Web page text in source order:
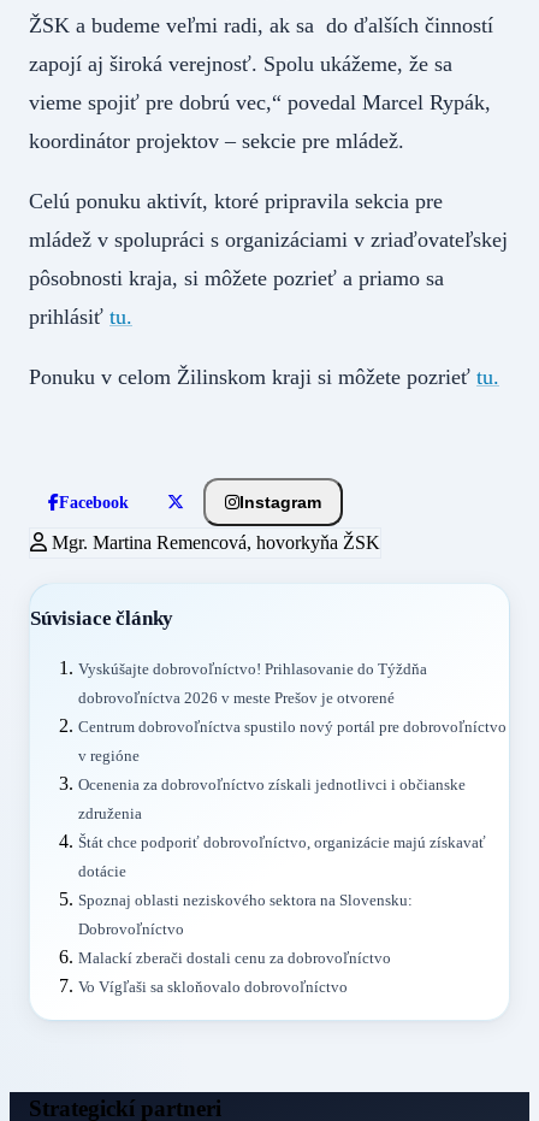
ŽSK a budeme veľmi radi, ak sa do ďalších činností
zapojí aj široká verejnosť. Spolu ukážeme, že sa
vieme spojiť pre dobrú vec,“ povedal Marcel Rypák,
koordinátor projektov – sekcie pre mládež.
Celú ponuku aktivít, ktoré pripravila sekcia pre
mládež v spolupráci s organizáciami v zriaďovateľskej
pôsobnosti kraja, si môžete pozrieť a priamo sa
prihlásiť tu.
Ponuku v celom Žilinskom kraji si môžete pozrieť tu.
Facebook Instagram
Mgr. Martina Remencová, hovorkyňa ŽSK
Súvisiace články
Vyskúšajte dobrovoľníctvo! Prihlasovanie do Týždňa
dobrovoľníctva 2026 v meste Prešov je otvorené
Centrum dobrovoľníctva spustilo nový portál pre dobrovoľníctvo
v regióne
Ocenenia za dobrovoľníctvo získali jednotlivci i občianske
združenia
Štát chce podporiť dobrovoľníctvo, organizácie majú získavať
dotácie
Spoznaj oblasti neziskového sektora na Slovensku:
Dobrovoľníctvo
Malackí zberači dostali cenu za dobrovoľníctvo
Vo Vígľaši sa skloňovalo dobrovoľníctvo
Strategickí partneri